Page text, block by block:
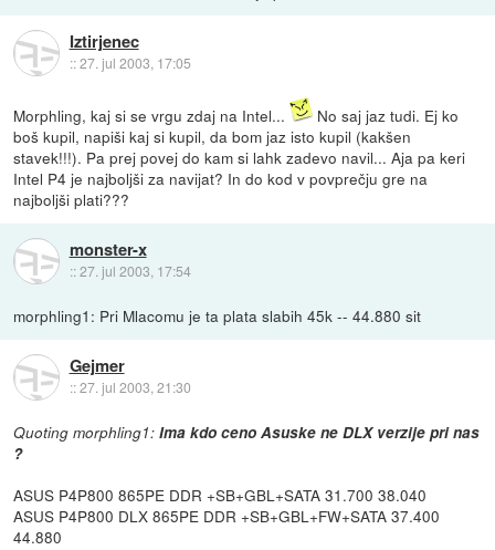
Iztirjenec
::27. jul 2003, 17:05
Morphling, kaj si se vrgu zdaj na Intel...
No saj jaz tudi. Ej ko
boš kupil, napiši kaj si kupil, da bom jaz isto kupil (kakšen
stavek!!!). Pa prej povej do kam si lahk zadevo navil... Aja pa keri
Intel P4 je najboljši za navijat? In do kod v povprečju gre na
najboljši plati???
monster-x
::27. jul 2003, 17:54
morphling1: Pri Mlacomu je ta plata slabih 45k -- 44.880 sit
Gejmer
::27. jul 2003, 21:30
Quoting morphling1:Ima kdo ceno Asuske ne DLX verzije pri nas
?
ASUS P4P800 865PE DDR +SB+GBL+SATA 31.700 38.040
ASUS P4P800 DLX 865PE DDR +SB+GBL+FW+SATA 37.400
44.880